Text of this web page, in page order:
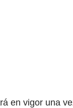
en vigor una